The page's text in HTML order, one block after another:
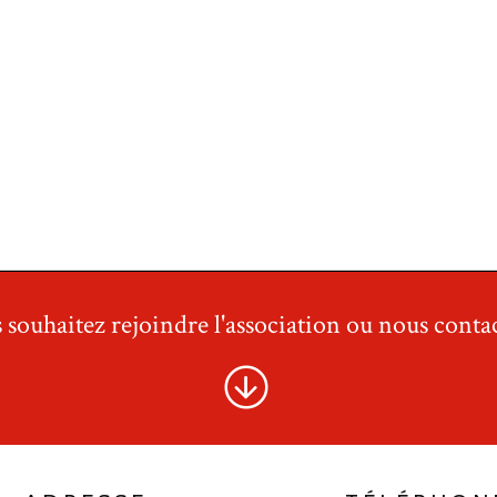
souhaitez rejoindre l'association ou nous